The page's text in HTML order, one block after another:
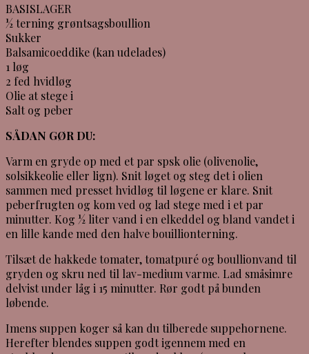
BASISLAGER
½ terning grøntsagsboullion
Sukker
Balsamicoeddike (kan udelades)
1 løg
2 fed hvidløg
Olie at stege i
Salt og peber
SÅDAN GØR DU:
Varm en gryde op med et par spsk olie (olivenolie,
solsikkeolie eller lign). Snit løget og steg det i olien
sammen med presset hvidløg til løgene er klare. Snit
peberfrugten og kom ved og lad stege med i et par
minutter. Kog ½ liter vand i en elkeddel og bland vandet i
en lille kande med den halve bouillionterning.
Tilsæt de hakkede tomater, tomatpuré og boullionvand til
gryden og skru ned til lav-medium varme. Lad småsimre
delvist under låg i 15 minutter. Rør godt på bunden
løbende.
Imens suppen koger så kan du tilberede suppehornene.
Herefter blendes suppen godt igennem med en